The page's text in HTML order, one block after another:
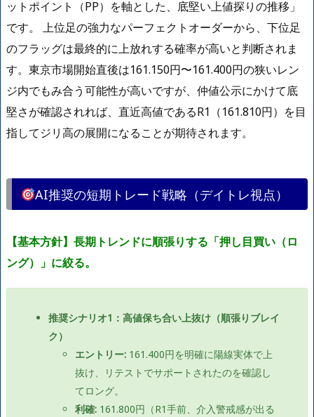
ットポイント（PP）を軸とした、底堅い上値探りの推移」
です。 上位足の強力なパーフェクトオーダーから、下位足
のフラッグは最終的に上放れする確率が高いと判断されま
す。東京市場開始直後は161.150円〜161.400円の狭いレン
ジ内でもみ合う可能性が高いですが、仲値公示にかけて底
堅さが確認されれば、直近高値であるR1（161.810円）を目
指してジリ高の展開になることが期待されます。
AI推奨の短期トレード戦略（デイトレ視点）
【基本方針】長期トレンドに順張りする「押し目買い（ロ
ング）」に絞る。
推奨シナリオ1：高値保ち合い上抜け（順張りブレイ
ク）
エントリー: 161.400円を明確に陽線実体で上
抜け、リテストでサポートされたのを確認し
てロング。
利確: 161.800円（R1手前、介入警戒感が出る